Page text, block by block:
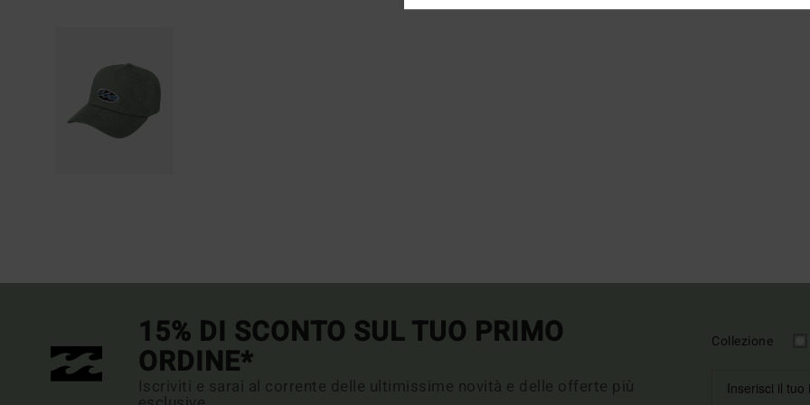
15% DI SCONTO SUL TUO PRIMO
ORDINE*
Iscriviti e sarai al corrente delle ultimissime novità e delle offerte più
Collezione